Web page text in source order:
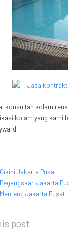
konsultan kolam
kolam yang
Jakarta Pusat
Jakarta
Jakarta Pusat
post